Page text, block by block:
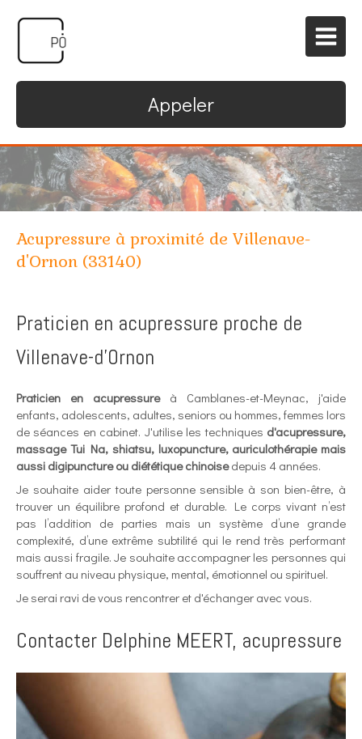
Appeler
Acupressure à proximité de Villenave-
d'Ornon (33140)
Praticien en acupressure proche de
Villenave-d'Ornon
Praticien en acupressureà Camblanes-et-Meynac, j'aide
enfants, adolescents, adultes, seniors ou hommes, femmes lors
de séances en cabinet. J'utilise les techniques d'acupressure,
massage Tui Na, shiatsu, luxopuncture, auriculothérapie mais
aussi digipuncture ou diététique chinoisedepuis 4 années.
Je souhaite aider toute personne sensible à son bien-être, à
trouver un équilibre profond et durable. Le corps vivant n’est
pas l’addition de parties mais un système d’une grande
complexité, d’une extrême subtilité qui le rend très performant
mais aussi fragile. Je souhaite accompagner les personnes qui
souffrent au niveau physique, mental, émotionnel ou spirituel.
Je serai ravi de vous rencontrer et d'échanger avec vous.
Contacter Delphine MEERT, acupressure